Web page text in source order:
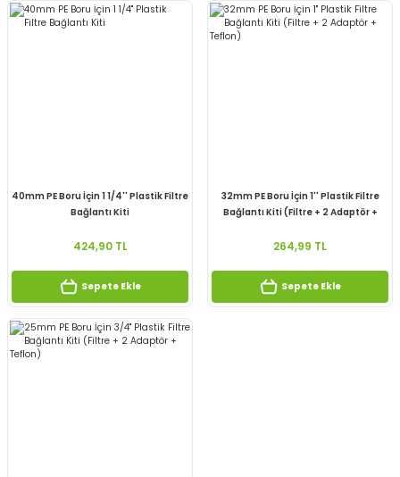
40mm PE Boru İçin 1 1/4'' Plastik Filtre
Bağlantı Kiti
424,90 TL
Sepete Ekle
32mm PE Boru İçin 1'' Plastik Filtre
Bağlantı Kiti (Filtre + 2 Adaptör +
264,99 TL
Sepete Ekle